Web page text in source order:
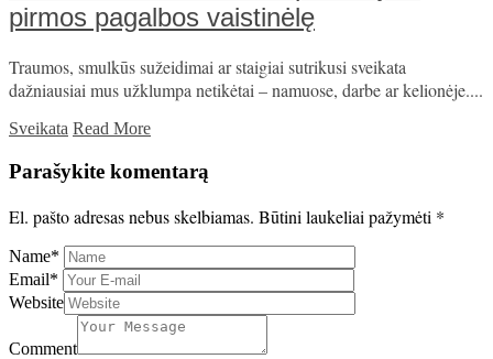
pirmos pagalbos vaistinėlę
Traumos, smulkūs sužeidimai ar staigiai sutrikusi sveikata
dažniausiai mus užklumpa netikėtai – namuose, darbe ar kelionėje....
Sveikata Read More
Parašykite komentarą
El. pašto adresas nebus skelbiamas. Būtini laukeliai pažymėti *
Name*
Email*
Website
Comment